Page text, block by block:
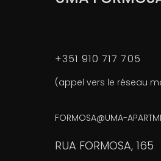
+351 910 717 705
(appel vers le réseau
FORMOSA@UMA-
RUA FORMOSA, 165